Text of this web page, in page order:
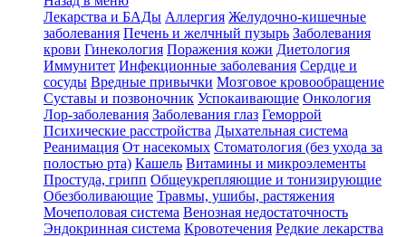
Лекарства и БАДы Аллергия Желудочно-кишечные
заболевания Печень и желчный пузырь Заболевания
крови Гинекология Поражения кожи Диетология
Иммунитет Инфекционные заболевания Сердце и
сосуды Вредные привычки Мозговое кровообращение
Суставы и позвоночник Успокаивающие Онкология
Лор-заболевания Заболевания глаз Геморрой
Психические расстройства Дыхательная система
Реанимация От насекомых Стоматология (без ухода за
полостью рта) Кашель Витамины и микроэлементы
Простуда, грипп Общеукрепляющие и тонизирующие
Обезболивающие Травмы, ушибы, растяжения
Мочеполовая система Венозная недостаточность
Эндокринная система Кровотечения Редкие лекарства